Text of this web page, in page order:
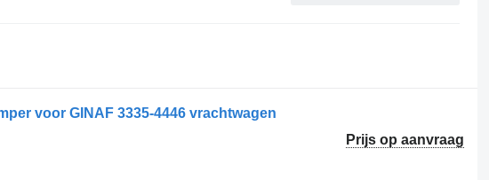
voor GINAF 3335-4446 vrachtwagen
Prijs op aanvraag